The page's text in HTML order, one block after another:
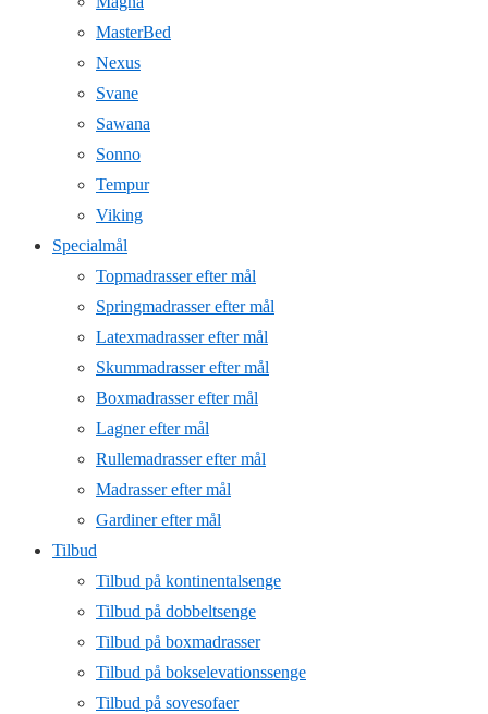
MasterBed
Nexus
Svane
Sawana
Sonno
Tempur
Viking
Specialmål
Topmadrasser efter mål
Springmadrasser efter mål
Latexmadrasser efter mål
Skummadrasser efter mål
Boxmadrasser efter mål
Lagner efter mål
Rullemadrasser efter mål
Madrasser efter mål
Gardiner efter mål
Tilbud
Tilbud på kontinentalsenge
Tilbud på dobbeltsenge
Tilbud på boxmadrasser
Tilbud på bokselevationssenge
Tilbud på sovesofaer